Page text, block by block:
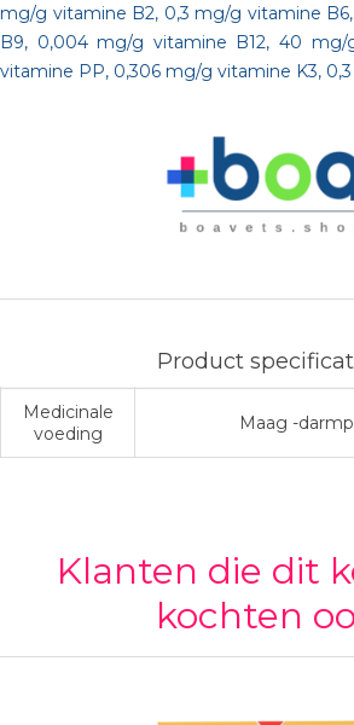
mg/g vitamine B2, 0,3 mg/g vitamine
B9, 0,004 mg/g vitamine B12, 40
vitamine PP, 0,306 mg/g vitamine K3,
Product
Medicinale
voeding
Maag -
Klanten die dit
kochten